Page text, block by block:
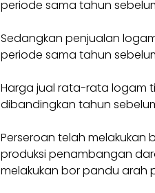
periode sama tahun
Sedangkan penjualan
periode sama tahun
Harga jual rata-rata logam
dibandingkan tahun
Perseroan telah
produksi penambangan
melakukan bor pandu arah